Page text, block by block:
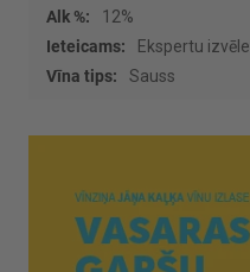
12%
Ekspertu izvēle
Sauss